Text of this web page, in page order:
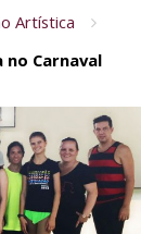
Artística
Carnaval